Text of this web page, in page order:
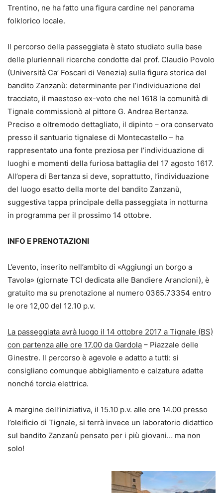
Trentino, ne ha fatto una figura cardine nel panorama
folklorico locale.
Il percorso della passeggiata è stato studiato sulla base
delle pluriennali ricerche condotte dal prof. Claudio Povolo
(Università Ca’ Foscari di Venezia) sulla figura storica del
bandito Zanzanù: determinante per l’individuazione del
tracciato, il maestoso ex-voto che nel 1618 la comunità di
Tignale commissionò al pittore G. Andrea Bertanza.
Preciso e oltremodo dettagliato, il dipinto – ora conservato
presso il santuario tignalese di Montecastello – ha
rappresentato una fonte preziosa per l’individuazione di
luoghi e momenti della furiosa battaglia del 17 agosto 1617.
All’opera di Bertanza si deve, soprattutto, l’individuazione
del luogo esatto della morte del bandito Zanzanù,
suggestiva tappa principale della passeggiata in notturna
in programma per il prossimo 14 ottobre.
INFO E PRENOTAZIONI
L’evento, inserito nell’ambito di «Aggiungi un borgo a
Tavola» (giornate TCI dedicata alle Bandiere Arancioni), è
gratuito ma su prenotazione al numero 0365.73354 entro
le ore 12,00 del 12.10 p.v.
La passeggiata avrà luogo il 14 ottobre 2017 a Tignale (BS)
con partenza alle ore 17,00 da Gardola – Piazzale delle
Ginestre. Il percorso è agevole e adatto a tutti: si
consigliano comunque abbigliamento e calzature adatte
nonché torcia elettrica.
A margine dell’iniziativa, il 15.10 p.v. alle ore 14.00 presso
l’oleificio di Tignale, si terrà invece un laboratorio didattico
sul bandito Zanzanù pensato per i più giovani… ma non
solo!